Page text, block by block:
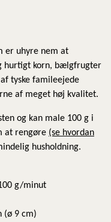
er uhyre nem at
hurtigt korn, bælgfrugter
tyske famileejede
af meget høj kvalitet.
og kan male 100 g i
at rengøre (se hvordan
husholdning.
g/minut
(ø 9 cm)